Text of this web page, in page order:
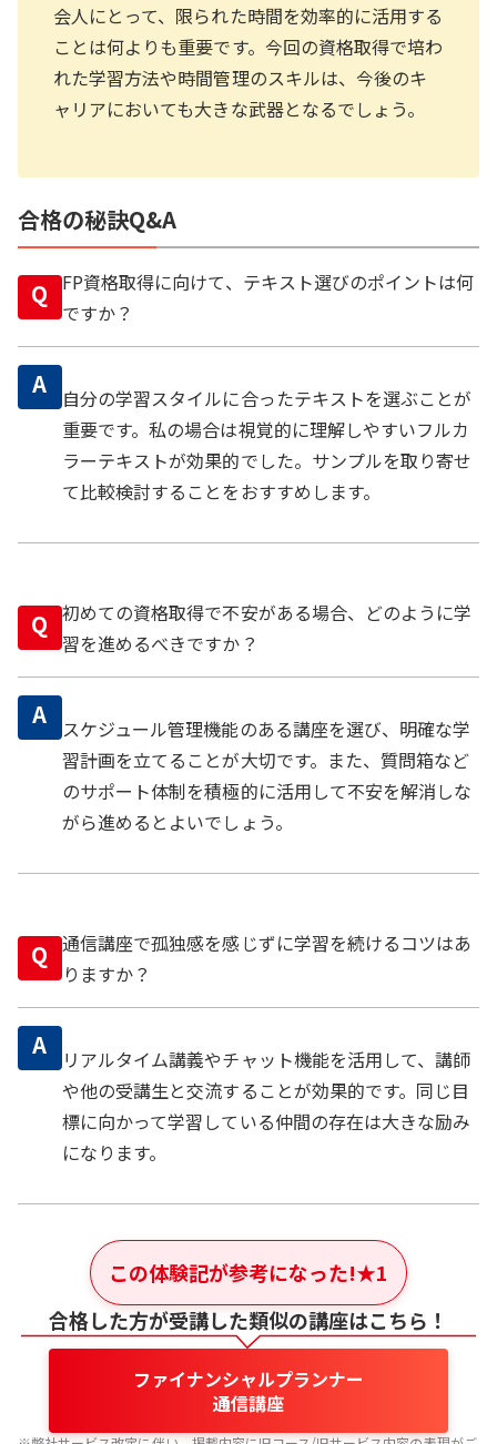
会人にとって、限られた時間を効率的に活用する
ことは何よりも重要です。今回の資格取得で培わ
れた学習方法や時間管理のスキルは、今後のキ
ャリアにおいても大きな武器となるでしょう。
合格の秘訣Q&A
Q
FP資格取得に向けて、テキスト選びのポイントは何
ですか？
A
自分の学習スタイルに合ったテキストを選ぶことが
重要です。私の場合は視覚的に理解しやすいフルカ
ラーテキストが効果的でした。サンプルを取り寄せ
て比較検討することをおすすめします。
Q 初めての資格取得で不安がある場合、どのように学
習を進めるべきですか？
A
スケジュール管理機能のある講座を選び、明確な学
習計画を立てることが大切です。また、質問箱など
のサポート体制を積極的に活用して不安を解消しな
がら進めるとよいでしょう。
Q 通信講座で孤独感を感じずに学習を続けるコツはあ
りますか？
A
リアルタイム講義やチャット機能を活用して、講師
や他の受講生と交流することが効果的です。同じ目
標に向かって学習している仲間の存在は大きな励み
になります。
この体験記が参考になった!★1
合格した方が受講した類似の講座はこちら！
ファイナンシャルプランナー
通信講座